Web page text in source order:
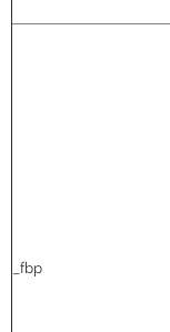
_fbp